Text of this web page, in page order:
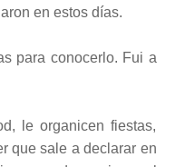
en estos días.
para conocerlo. Fui a
le organicen fiestas,
que sale a declarar en